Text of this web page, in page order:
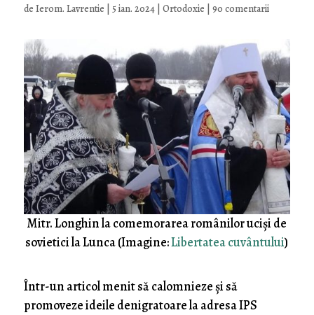
de Ierom. Lavrentie 5 ian. 2024| Ortodoxie 90 comentarii
Mitr. Longhin la comemorarea românilor uciși de
sovietici la Lunca (Imagine:Libertatea cuvântului)
Într-un articol menit să calomnieze și să
promoveze ideile denigratoare la adresa IPS